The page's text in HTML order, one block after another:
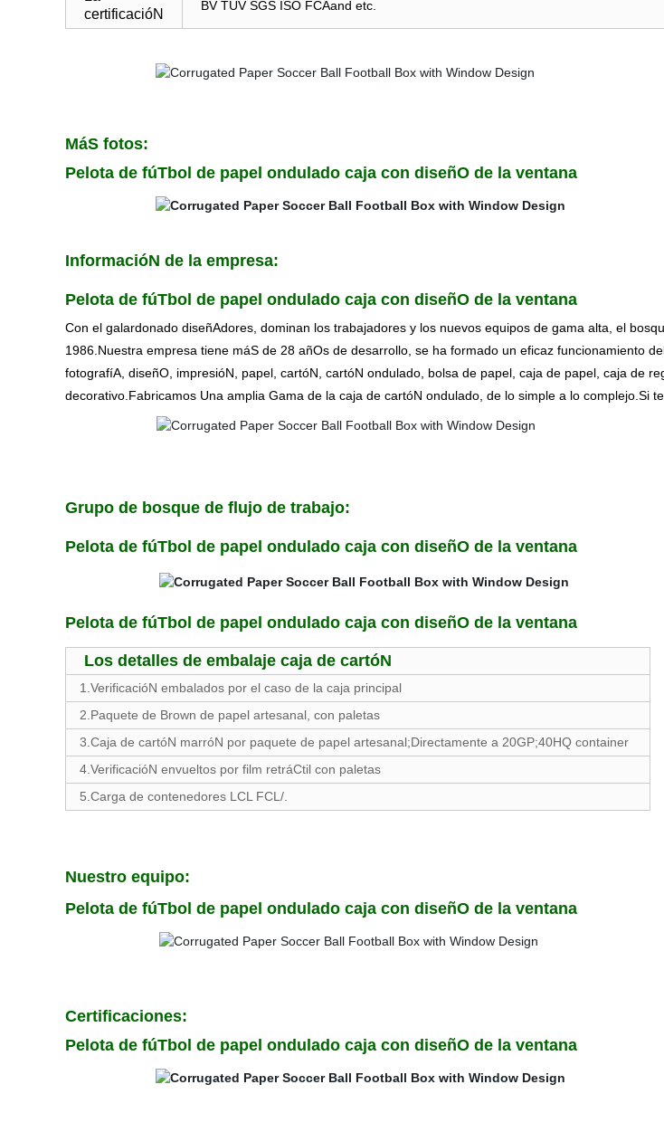
certificacióN
BV TUV SGS ISO FCAand etc.
MáS fotos:
Pelota de fúTbol de papel ondulado caja con diseñO de la ventana
InformacióN de la empresa:
Pelota de fúTbol de papel ondulado caja con diseñO de la ventana
Con el galardonado diseñAdores, dominan los trabajadores y los nuevos equipos de gama alta, el
1986.Nuestra empresa tiene máS de 28 añOs de desarrollo, se ha formado un eficaz funcionamiento
fotografíA, diseñO, impresióN, papel, cartóN, cartóN ondulado, bolsa de papel, caja de papel, caja de
decorativo.Fabricamos Una amplia Gama de la caja de cartóN ondulado, de lo simple a lo complejo.Si
Grupo de bosque de flujo de trabajo:
Pelota de fúTbol de papel ondulado caja con diseñO de la ventana
Pelota de fúTbol de papel ondulado caja con diseñO de la ventana
Los detalles de embalaje caja de cartóN
1.VerificacióN embalados por el caso de la caja principal
2.Paquete de Brown de papel artesanal, con paletas
3.Caja de cartóN marróN por paquete de papel artesanal;Directamente a 20GP;40HQ container
4.VerificacióN envueltos por film retráCtil con paletas
5.Carga de contenedores LCL FCL/.
Nuestro equipo:
Pelota de fúTbol de papel ondulado caja con diseñO de la ventana
Certificaciones:
Pelota de fúTbol de papel ondulado caja con diseñO de la ventana